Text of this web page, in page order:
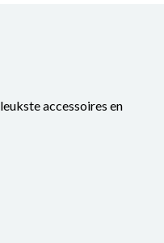
accessoires en